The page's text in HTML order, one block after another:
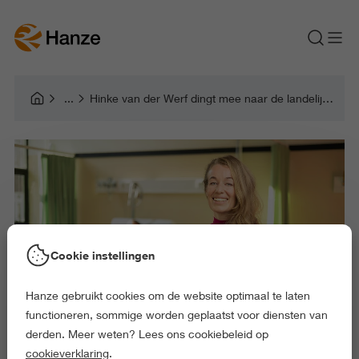
Hinke van der Werf dingt mee naar de landelijke titel Docent van het Jaar
Cookie instellingen
Hanze gebruikt cookies om de website optimaal te laten
functioneren, sommige worden geplaatst voor diensten van
derden. Meer weten? Lees ons cookiebeleid op
cookieverklaring.